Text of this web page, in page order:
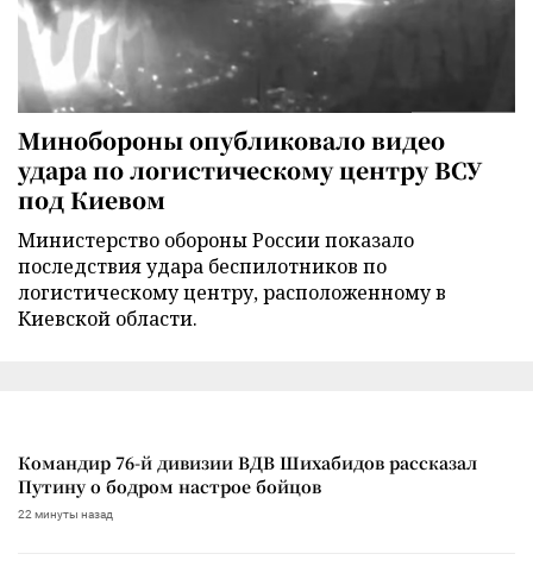
Минобороны опубликовало видео
удара по логистическому центру ВСУ
под Киевом
Министерство обороны России показало
последствия удара беспилотников по
логистическому центру, расположенному в
Киевской области.
Командир 76-й дивизии ВДВ Шихабидов рассказал
Путину о бодром настрое бойцов
22 минуты назад